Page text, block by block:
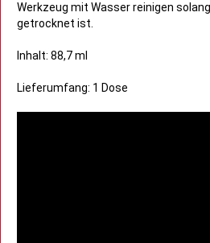
Werkzeug mit Wasser reinigen
getrocknet ist.
Inhalt: 88,7 ml
Lieferumfang: 1 Dose